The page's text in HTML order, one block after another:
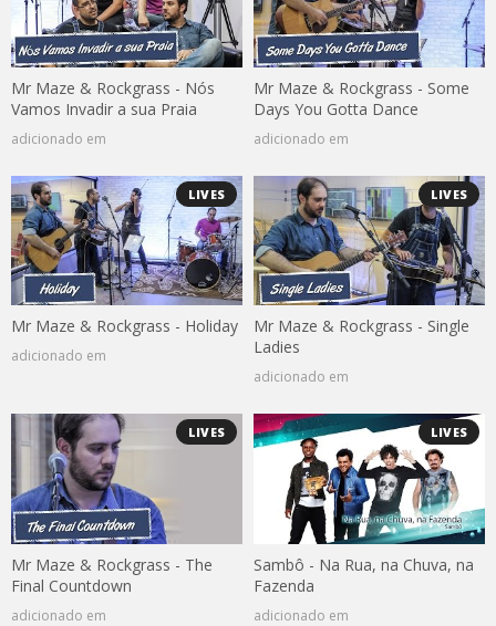
Mr Maze & Rockgrass - Nós
Vamos Invadir a sua Praia
adicionado em
Mr Maze & Rockgrass - Some
Days You Gotta Dance
adicionado em
LIVES
Mr Maze & Rockgrass - Holiday
adicionado em
LIVES
Mr Maze & Rockgrass - Single
Ladies
adicionado em
LIVES
Mr Maze & Rockgrass - The
Final Countdown
adicionado em
LIVES
Sambô - Na Rua, na Chuva, na
Fazenda
adicionado em